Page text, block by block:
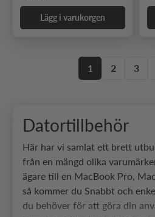
Lägg i varukorgen
1 2 3
Datortillbehör
Här har vi samlat ett brett
från en mängd olika
ägare till en MacBook Pro,
så kommer du Snabbt och
du behöver för att göra din